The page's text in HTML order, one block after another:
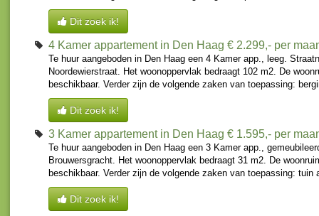
Dit zoek ik!
4 Kamer appartement in Den Haag € 2.299,- per
Te huur aangeboden in Den Haag een 4 Kamer app., leeg.
Noordewierstraat. Het woonoppervlak bedraagt 102 m2. De
beschikbaar. Verder zijn de volgende zaken van toepassing:
Dit zoek ik!
3 Kamer appartement in Den Haag € 1.595,- per
Te huur aangeboden in Den Haag een 3 Kamer app.,
Brouwersgracht. Het woonoppervlak bedraagt 31 m2. De
beschikbaar. Verder zijn de volgende zaken van toepassing: tuin
Dit zoek ik!